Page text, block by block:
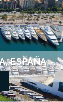
ESPAÑA